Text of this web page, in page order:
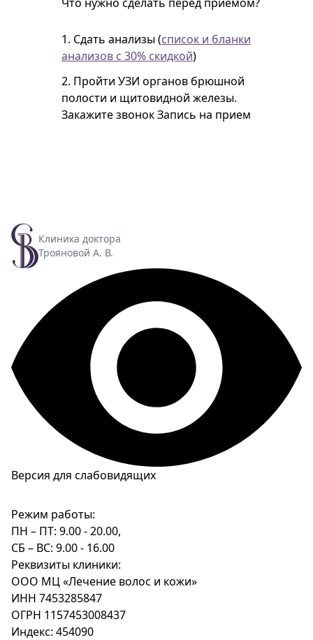
1. Сдать анализы (список и бланки
анализов с 30% скидкой)
2. Пройти УЗИ органов брюшной
полости и щитовидной железы.
Закажите звонокЗапись на прием
Клиника доктора
Трояновой А. В.
Версия для слабовидящих
Режим работы:
ПН – ПТ: 9.00 - 20.00,
СБ – ВС: 9.00 - 16.00
Реквизиты клиники:
ООО МЦ «Лечение волос и кожи»
ИНН 7453285847
ОГРН 1157453008437
Индекс: 454090